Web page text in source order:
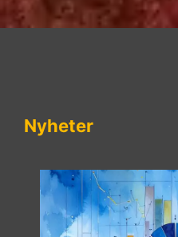
Nyheter